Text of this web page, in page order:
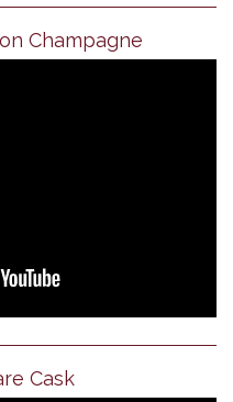
Champagne
Cask